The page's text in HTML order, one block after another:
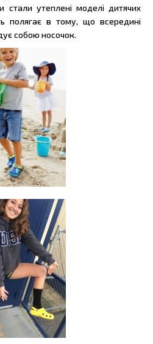
стали утеплені моделі дитячих
полягає в тому, що всередині
собою носочок.